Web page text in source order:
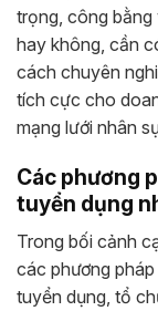
trọng, công
hay không, cần
cách chuyên
tích cực cho
mạng lưới nhân
Các phương
tuyển dụng
Trong bối cảnh
các phương
tuyển dụng, tổ